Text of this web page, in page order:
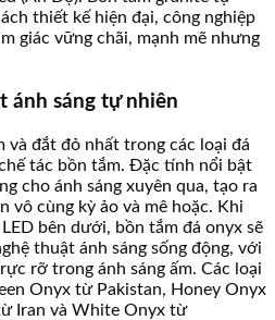
thiết kế hiện đại, công nghiệp
giác vững chãi, mạnh mẽ nhưng
ánh sáng tự nhiên
và đắt đỏ nhất trong các loại đá
tác bồn tắm. Đặc tính nổi bật
cho ánh sáng xuyên qua, tạo ra
vô cùng kỳ ảo và mê hoặc. Khi
bên dưới, bồn tắm đá onyx sẽ
thuật ánh sáng sống động, với
rỡ trong ánh sáng ấm. Các loại
Onyx từ Pakistan, Honey Onyx
Iran và White Onyx từ